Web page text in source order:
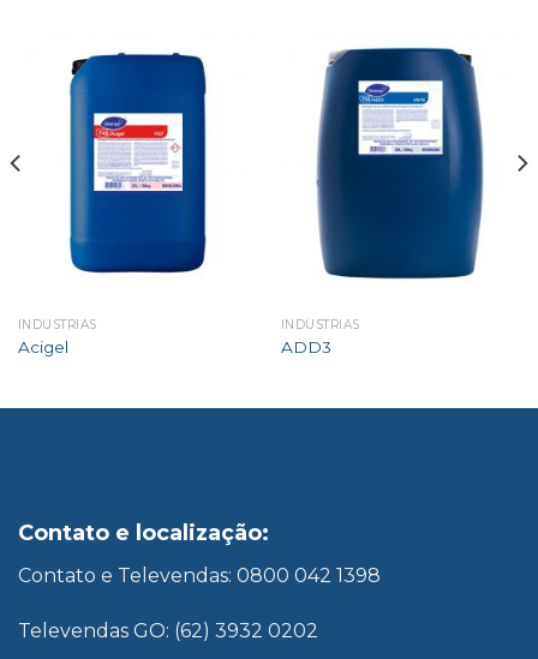
INDÚSTRIAS
Acigel
INDÚSTRIAS
ADD3
Contato e localização:
Contato e Televendas: 0800 042 1398
Televendas GO: (62) 3932 0202